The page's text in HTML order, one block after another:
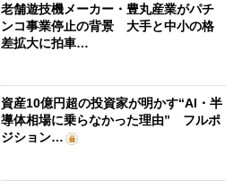
老舗遊技機メーカー・豊丸産業がパチ
ンコ事業停止の背景 大手と中小の格
差拡大に拍車…
資産10億円超の投資家が明かす“AI・半
導体相場に乗らなかった理由” フルポ
ジション…